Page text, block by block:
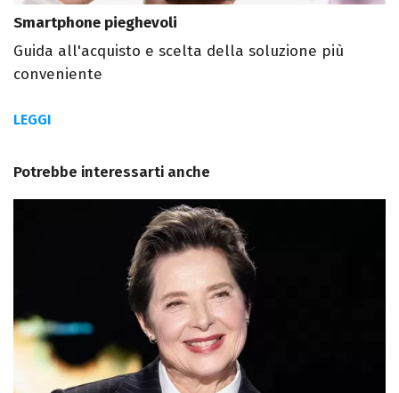
Smartphone pieghevoli
Guida all'acquisto e scelta della soluzione più
conveniente
LEGGI
Potrebbe interessarti anche